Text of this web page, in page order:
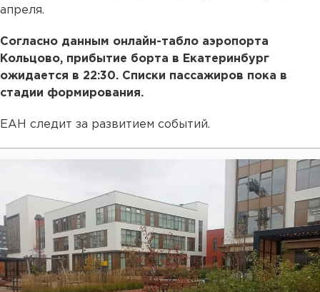
апреля.
Согласно данным онлайн-табло аэропорта
Кольцово, прибытие борта в Екатеринбург
ожидается в 22:30. Списки пассажиров пока в
стадии формирования.
ЕАН следит за развитием событий.